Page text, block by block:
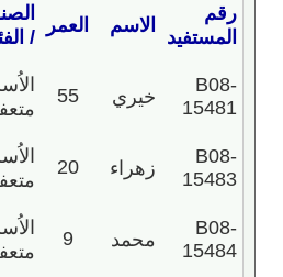
رقم
المستفيد
الاسم العمر
/
B08-
15481
خيري 55
B08-
15483
زهراء 20
B08-
15484
محمد 9